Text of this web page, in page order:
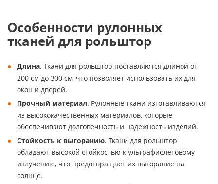
Особенности рулонных
тканей для рольштор
Длина. Ткани для рольштор поставляются длиной от
200 см до 300 см, что позволяет использовать их для
окон и дверей.
Прочный материал. Рулонные ткани изготавливаются
из высококачественных материалов, которые
обеспечивают долговечность и надежность изделий.
Стойкость к выгоранию. Ткани для рольштор
обладают высокой стойкостью к ультрафиолетовому
излучению, что предотвращает их выгорание на
солнце.